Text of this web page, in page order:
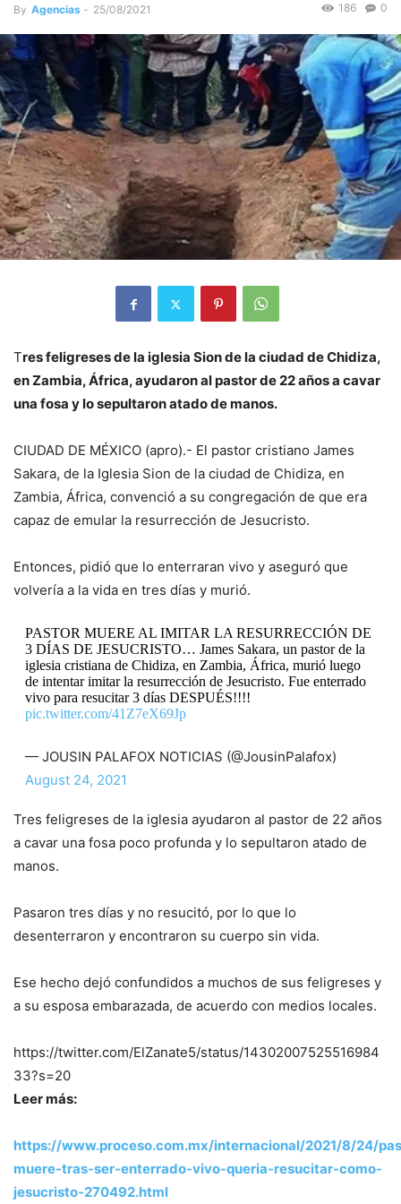
By Agencias - 25/08/2021 0
186
Tres feligreses de la iglesia Sion de la ciudad de Chidiza,
en Zambia, África, ayudaron al pastor de 22 años a cavar
una fosa y lo sepultaron atado de manos.
CIUDAD DE MÉXICO (apro).- El pastor cristiano James
Sakara, de la Iglesia Sion de la ciudad de Chidiza, en
Zambia, África, convenció a su congregación de que era
capaz de emular la resurrección de Jesucristo.
Entonces, pidió que lo enterraran vivo y aseguró que
volvería a la vida en tres días y murió.
PASTOR MUERE AL IMITAR LA RESURRECCIÓN DE
3 DÍAS DE JESUCRISTO… James Sakara, un pastor de la
iglesia cristiana de Chidiza, en Zambia, África, murió luego
de intentar imitar la resurrección de Jesucristo. Fue enterrado
vivo para resucitar 3 días DESPUÉS!!!!
pic.twitter.com/41Z7eX69Jp
— JOUSIN PALAFOX NOTICIAS (@JousinPalafox)
August 24, 2021
Tres feligreses de la iglesia ayudaron al pastor de 22 años
a cavar una fosa poco profunda y lo sepultaron atado de
manos.
Pasaron tres días y no resucitó, por lo que lo
desenterraron y encontraron su cuerpo sin vida.
Ese hecho dejó confundidos a muchos de sus feligreses y
a su esposa embarazada, de acuerdo con medios locales.
https://twitter.com/ElZanate5/status/14302007525516984
33?s=20
Leer más:
https://www.proceso.com.mx/internacional/2021/8/24/
muere-tras-ser-enterrado-vivo-queria-resucitar-como-
jesucristo-270492.html